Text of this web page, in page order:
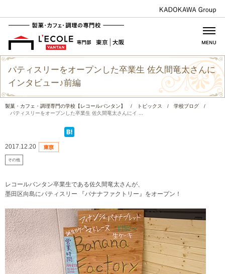
パティスリーをオープンした卒業生 佐久間竜太さんに
インタビュー♪前編
製菓・カフェ・調理専門の学校【レコールバンタン】 / トピックス / 学校ブログ
/
パティスリーをオープンした卒業生 佐久間竜太さんにイ ...
2017.12.20
その他
レコールバンタン卒業生である佐久間竜太さんが、
墨田区向島にパティスリー 『バナナファクトリー』をオープン！